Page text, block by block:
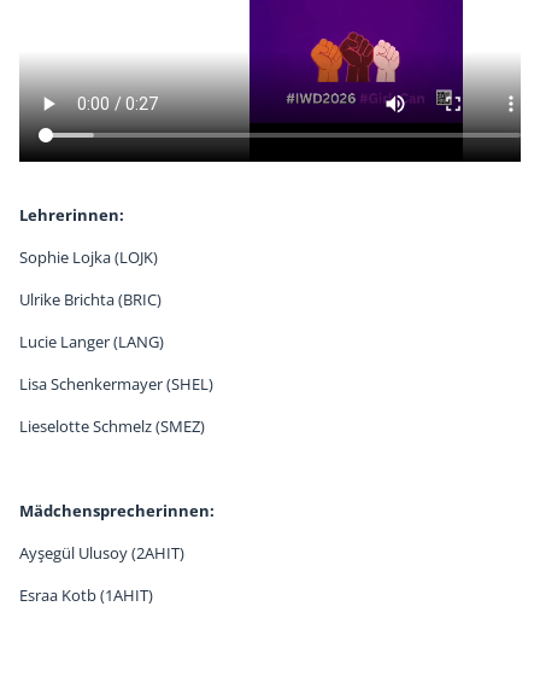
Lehrerinnen:
Sophie Lojka (LOJK)
Ulrike Brichta (BRIC)
Lucie Langer (LANG)
Lisa Schenkermayer (SHEL)
Lieselotte Schmelz (SMEZ)
Mädchensprecherinnen:
Ayşegül Ulusoy (2AHIT)
Esraa Kotb (1AHIT)